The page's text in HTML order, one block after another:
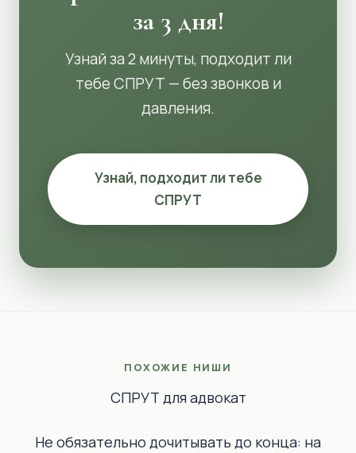
за 3 дня!
Узнай за 2 минуты, подходит ли
тебе СПРУТ — без звонков и
давления.
Узнай, подходит ли тебе
СПРУТ
ПОХОЖИЕ НИШИ
СПРУТ для адвокат
Не обязательно дочитывать до конца: на